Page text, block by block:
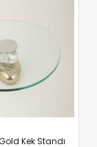
Kek Standı